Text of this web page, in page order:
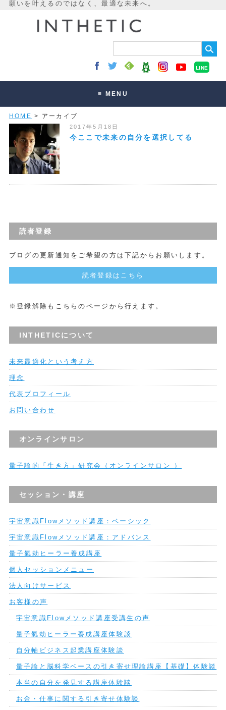
LINE
≡ MENU
講座・セッション
HOME > アーカイブ
2017年5月18日
今ここで未来の自分を選択してる
読者登録
ブログの更新通知をご希望の方は下記からお願いします。
読者登録はこちら
※登録解除もこちらのページから行えます。
INTHETICについて
未来最適化という考え方
理念
代表プロフィール
お問い合わせ
オンラインサロン
量子論的「生き方」研究会（オンラインサロン ）
セッション・講座
宇宙意識Flowメソッド講座：ベーシック
宇宙意識Flowメソッド講座：アドバンス
量子氣劫ヒーラー養成講座
個人セッションメニュー
法人向けサービス
お客様の声
宇宙意識Flowメソッド講座受講生の声
量子氣劫ヒーラー養成講座体験談
自分軸ビジネス起業講座体験談
量子論と脳科学ベースの引き寄せ理論講座【基礎】体験談
本当の自分を発見する講座体験談
お金・仕事に関する引き寄せ体験談